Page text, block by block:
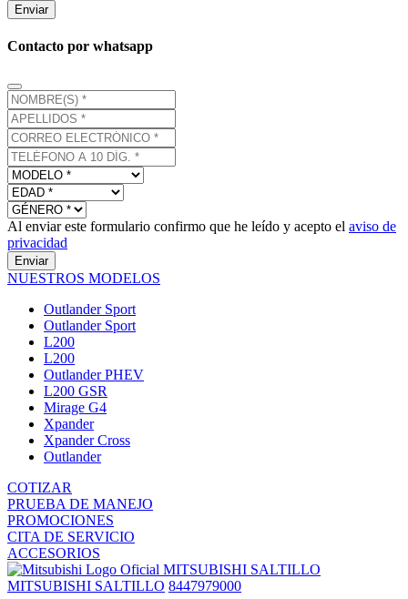
Enviar
Contacto por whatsapp
Al enviar este formulario confirmo que he leído y acepto el aviso de
privacidad
Enviar
NUESTROS MODELOS
Outlander Sport
Outlander Sport
L200
L200
Outlander PHEV
L200 GSR
Mirage G4
Xpander
Xpander Cross
Outlander
COTIZAR
PRUEBA DE MANEJO
PROMOCIONES
CITA DE SERVICIO
ACCESORIOS
MITSUBISHI SALTILLO
MITSUBISHI SALTILLO 8447979000